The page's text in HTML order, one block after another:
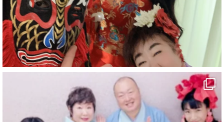
#マジシャン派遣
#イリュージョン
#和歌山県
#白浜町
#変面ショー
#イベント
#宴会
1 10